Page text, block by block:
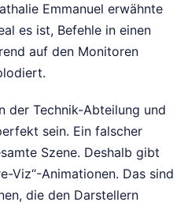
Emmanuel erwähnte
es ist, Befehle in einen
auf den Monitoren
der Technik-Abteilung und
sein. Ein falscher
Szene. Deshalb gibt
Viz“-Animationen. Das sind
die den Darstellern